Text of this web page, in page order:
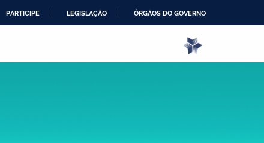
PARTICIPE LEGISLAÇÃO ÓRGÃOS DO GOVERNO